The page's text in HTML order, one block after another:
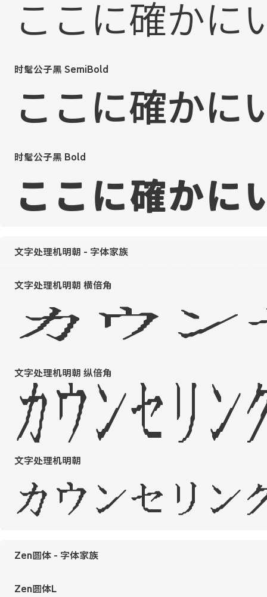
ここに確かに
时髦公子黑 SemiBold
ここに確かに
时髦公子黑 Bold
ここに確かに
文字处理机明朝 - 字体家族
文字处理机明朝 横倍角
カウン
文字处理机明朝 纵倍角
カウンセリン
文字处理机明朝
カウンセリン
Zen圆体 - 字体家族
Zen圆体L